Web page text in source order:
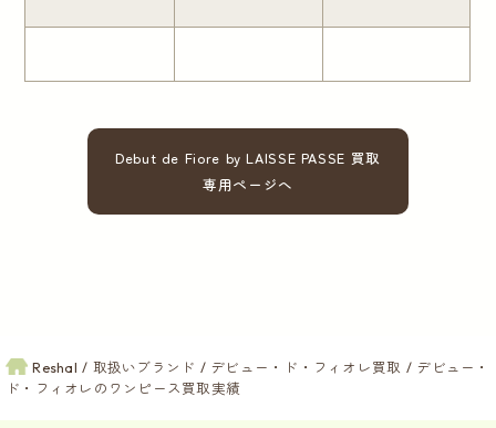
Debut de Fiore by LAISSE PASSE 買取
専用ページへ
Reshal 取扱いブランド デビュー・ド・フィオレ買取
デビュー・
ド・フィオレのワンピース買取実績